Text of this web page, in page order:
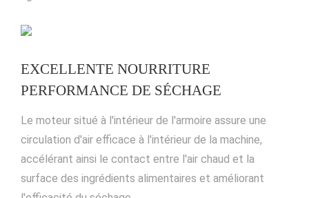
EXCELLENTE NOURRITURE
PERFORMANCE DE SÉCHAGE
Le moteur situé à l'intérieur de l'armoire assure une
circulation d'air efficace à l'intérieur de la machine,
accélérant ainsi le contact entre l'air chaud et la
surface des ingrédients alimentaires et améliorant